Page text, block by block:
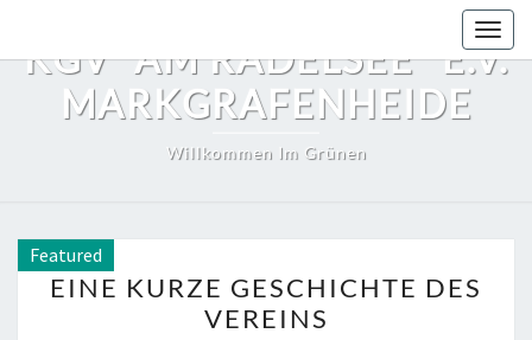
content
KGV "AM RADELSEE" E.V.
MARKGRAFENHEIDE
Willkommen Im Grünen
Featured
KURZE
GESCHICHTE
EINE KURZE GESCHICHTE DES
VEREINS